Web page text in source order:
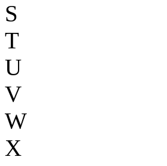
S
T
U
V
W
X